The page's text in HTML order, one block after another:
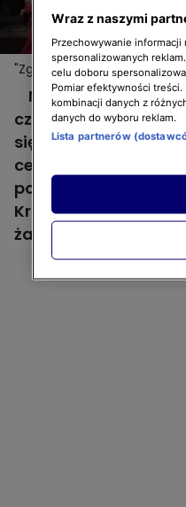
"Zgłoś remont": Blowek
na Krzysztofa Mirucia!
Na swoim kanale
często publikuje
się tez robić żarty
celownik wziął swoją
postanowił wkręcić,
Krzysztof Miruć.
żart zobaczycie na
Wraz z naszymi
Przechowywanie
spersonalizowanych
celu doboru
Pomiar efektywności
kombinacji danych z
danych do wyboru reklam.
Lista partnerów